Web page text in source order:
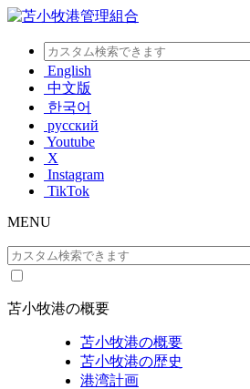
English
中文版
한국어
русский
Youtube
X
Instagram
TikTok
MENU
苫小牧港の概要
苫小牧港の概要
苫小牧港の歴史
港湾計画